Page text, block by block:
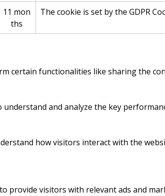
11 mon
ths
The cookie is set by the GDPR
certain functionalities like sharing the
understand and analyze the key
how visitors interact with the
provide visitors with relevant ads and